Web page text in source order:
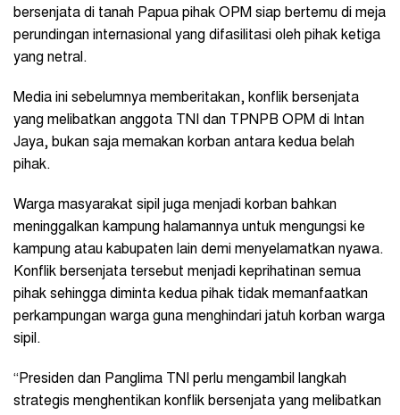
bersenjata di tanah Papua pihak OPM siap bertemu di meja
perundingan internasional yang difasilitasi oleh pihak ketiga
yang netral.
Media ini sebelumnya memberitakan, konflik bersenjata
yang melibatkan anggota TNI dan TPNPB OPM di Intan
Jaya, bukan saja memakan korban antara kedua belah
pihak.
Warga masyarakat sipil juga menjadi korban bahkan
meninggalkan kampung halamannya untuk mengungsi ke
kampung atau kabupaten lain demi menyelamatkan nyawa.
Konflik bersenjata tersebut menjadi keprihatinan semua
pihak sehingga diminta kedua pihak tidak memanfaatkan
perkampungan warga guna menghindari jatuh korban warga
sipil.
“Presiden dan Panglima TNI perlu mengambil langkah
strategis menghentikan konflik bersenjata yang melibatkan